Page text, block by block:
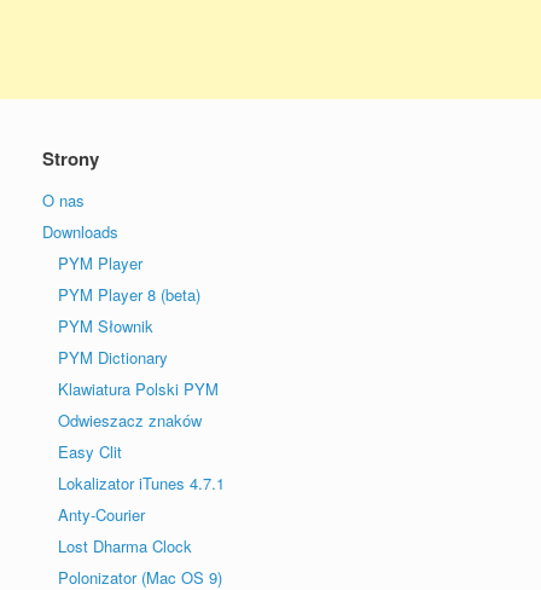
Strony
O nas
Downloads
PYM Player
PYM Player 8 (beta)
PYM Słownik
PYM Dictionary
Klawiatura Polski PYM
Odwieszacz znaków
Easy Clit
Lokalizator iTunes 4.7.1
Anty-Courier
Lost Dharma Clock
Polonizator (Mac OS 9)